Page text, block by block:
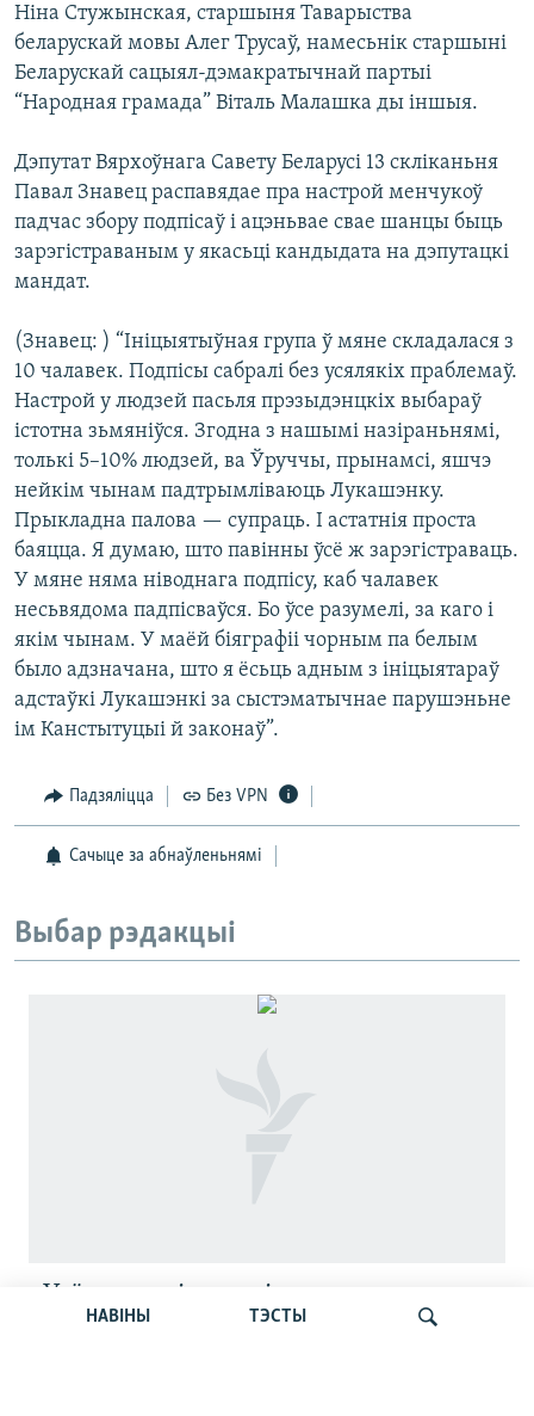
НАВІНЫ ТЭСТЫ
Ніна Стужынская, старшыня Таварыства
беларускай мовы Алег Трусаў, намесьнік старшыні
Беларускай сацыял-дэмакратычнай партыі
“Народная грамада” Віталь Малашка ды іншыя.
Дэпутат Вярхоўнага Савету Беларусі 13 скліканьня
Павал Знавец распавядае пра настрой менчукоў
падчас збору подпісаў і ацэньвае свае шанцы быць
зарэгістраваным у якасьці кандыдата на дэпутацкі
мандат.
(Знавец: ) “Ініцыятыўная група ў мяне складалася з
10 чалавек. Подпісы сабралі без усялякіх праблемаў.
Настрой у людзей пасьля прэзыдэнцкіх выбараў
істотна зьмяніўся. Згодна з нашымі назіраньнямі,
толькі 5–10% людзей, ва Ўруччы, прынамсі, яшчэ
нейкім чынам падтрымліваюць Лукашэнку.
Прыкладна палова — супраць. І астатнія проста
баяцца. Я думаю, што павінны ўсё ж зарэгістраваць.
У мяне няма ніводнага подпісу, каб чалавек
несьвядома падпісваўся. Бо ўсе разумелі, за каго і
якім чынам. У маёй біяграфіі чорным па белым
было адзначана, што я ёсьць адным з ініцыятараў
адстаўкі Лукашэнкі за сыстэматычнае парушэньне
ім Канстытуцыі й законаў”.
Падзяліцца Без VPN
Сачыце за абнаўленьнямі
Выбар рэдакцыі
«Усё кепска і вельмі кепска».
Як прайшла дыскусія «Мова, культура,